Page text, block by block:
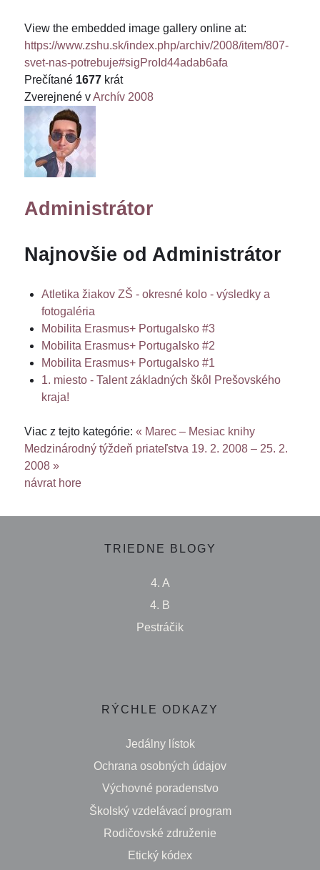
View the embedded image gallery online at:
https://www.zshu.sk/index.php/archiv/2008/item/807-
svet-nas-potrebuje#sigProId44adab6afa
Prečítané 1677 krát
Zverejnené vArchív 2008
Administrátor
Najnovšie od Administrátor
Atletika žiakov ZŠ - okresné kolo - výsledky a
fotogaléria
Mobilita Erasmus+ Portugalsko #3
Mobilita Erasmus+ Portugalsko #2
Mobilita Erasmus+ Portugalsko #1
1. miesto - Talent základných škôl Prešovského
kraja!
Viac z tejto kategórie: « Marec – Mesiac knihy
Medzinárodný týždeň priateľstva 19. 2. 2008 – 25. 2.
2008 »
návrat hore
TRIEDNE BLOGY
4. A
4. B
Pestráčik
RÝCHLE ODKAZY
Jedálny lístok
Ochrana osobných údajov
Výchovné poradenstvo
Školský vzdelávací program
Rodičovské združenie
Etický kódex